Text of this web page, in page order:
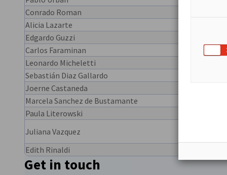
Conrado Roman
Alicia Lazarte
Edgardo Guzzi
Carlos Faraminan
SAP
Leonardo Micheletti
Sebastián Diaz Gallardo
Joerne Castaneda
Marcela Sanchez de Bustamante
Stihl
Paula Literowski
Juliana Vazquez
Edith Rinaldi
Get in touch